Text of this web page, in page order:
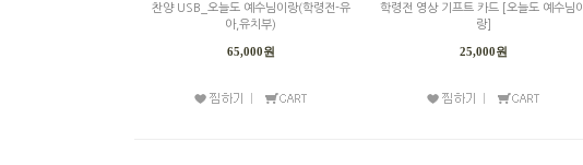
찬양 USB_오늘도 예수님이랑(학령전-유
아,유치부)
65,000원
학령전 영상 기프트 카드 [오늘도 예수님이
랑]
25,000원